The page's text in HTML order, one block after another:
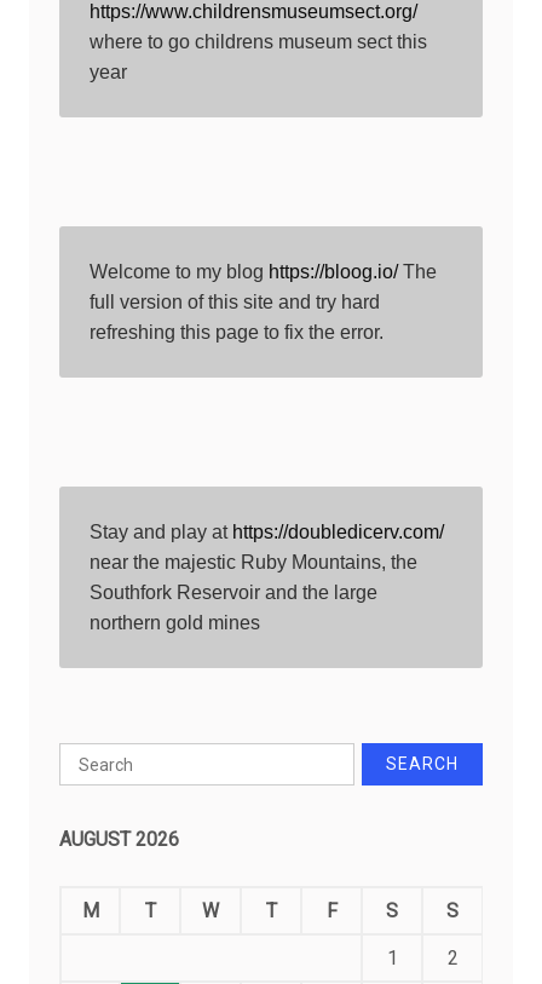
https://www.childrensmuseumsect.org/
where to go childrens museum sect this
year
Welcome to my blog https://bloog.io/ The
full version of this site and try hard
refreshing this page to fix the error.
Stay and play at https://doubledicerv.com/
near the majestic Ruby Mountains, the
Southfork Reservoir and the large
northern gold mines
Search
for:
AUGUST 2026
M T W T F S S
1 2